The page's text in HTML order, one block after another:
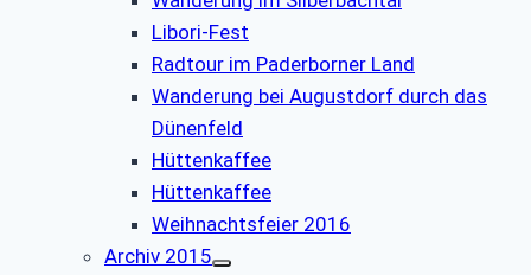
Libori-Fest
Radtour im Paderborner Land
Wanderung bei Augustdorf durch das
Dünenfeld
Hüttenkaffee
Hüttenkaffee
Weihnachtsfeier 2016
Archiv 2015